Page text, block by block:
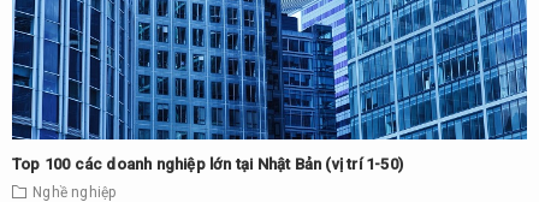
Top 100 các doanh nghiệp lớn tại Nhật Bản (vị trí 1-50)
Nghề nghiệp